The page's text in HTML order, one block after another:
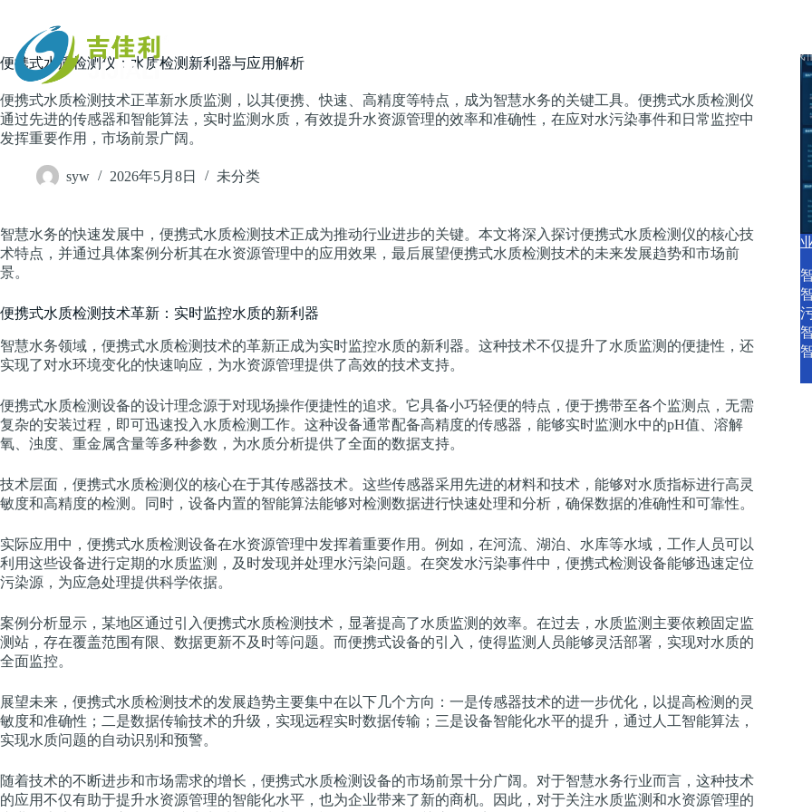
容
关于我
便携式水质检测仪：水质检测新利器与应用解析
便携式水质检测技术正革新水质监测，以其便携、快速、高精度等特点，成为智慧水务的关键工具。便携式水质检测仪
通过先进的传感器和智能算法，实时监测水质，有效提升水资源管理的效率和准确性，在应对水污染事件和日常监控中
发挥重要作用，市场前景广阔。
syw 2026年5月8日 未分类
智慧水务的快速发展中，便携式水质检测技术正成为推动行业进步的关键。本文将深入探讨便携式水质检测仪的核心技
术特点，并通过具体案例分析其在水资源管理中的应用效果，最后展望便携式水质检测技术的未来发展趋势和市场前
景。
便携式水质检测技术革新：实时监控水质的新利器
智慧水务领域，便携式水质检测技术的革新正成为实时监控水质的新利器。这种技术不仅提升了水质监测的便捷性，还
实现了对水环境变化的快速响应，为水资源管理提供了高效的技术支持。
便携式水质检测设备的设计理念源于对现场操作便捷性的追求。它具备小巧轻便的特点，便于携带至各个监测点，无需
复杂的安装过程，即可迅速投入水质检测工作。这种设备通常配备高精度的传感器，能够实时监测水中的pH值、溶解
氧、浊度、重金属含量等多种参数，为水质分析提供了全面的数据支持。
技术层面，便携式水质检测仪的核心在于其传感器技术。这些传感器采用先进的材料和技术，能够对水质指标进行高灵
敏度和高精度的检测。同时，设备内置的智能算法能够对检测数据进行快速处理和分析，确保数据的准确性和可靠性。
实际应用中，便携式水质检测设备在水资源管理中发挥着重要作用。例如，在河流、湖泊、水库等水域，工作人员可以
利用这些设备进行定期的水质监测，及时发现并处理水污染问题。在突发水污染事件中，便携式检测设备能够迅速定位
污染源，为应急处理提供科学依据。
案例分析显示，某地区通过引入便携式水质检测技术，显著提高了水质监测的效率。在过去，水质监测主要依赖固定监
测站，存在覆盖范围有限、数据更新不及时等问题。而便携式设备的引入，使得监测人员能够灵活部署，实现对水质的
全面监控。
展望未来，便携式水质检测技术的发展趋势主要集中在以下几个方向：一是传感器技术的进一步优化，以提高检测的灵
敏度和准确性；二是数据传输技术的升级，实现远程实时数据传输；三是设备智能化水平的提升，通过人工智能算法，
实现水质问题的自动识别和预警。
随着技术的不断进步和市场需求的增长，便携式水质检测设备的市场前景十分广阔。对于智慧水务行业而言，这种技术
的应用不仅有助于提升水资源管理的智能化水平，也为企业带来了新的商机。因此，对于关注水质监测和水资源管理的